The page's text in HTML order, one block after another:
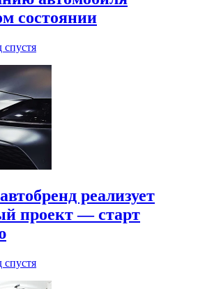
состоянии
спустя
реализует
проект — старт
спустя